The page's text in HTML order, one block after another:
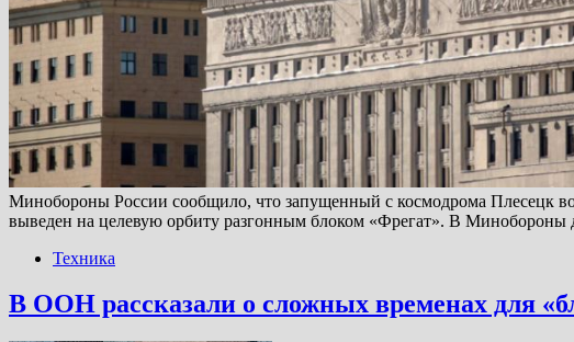
Минобороны России сообщило, что запущенный с космодрома Плесецк
выведен на целевую орбиту разгонным блоком «Фрегат». В
Техника
В ООН рассказали о сложных временах для